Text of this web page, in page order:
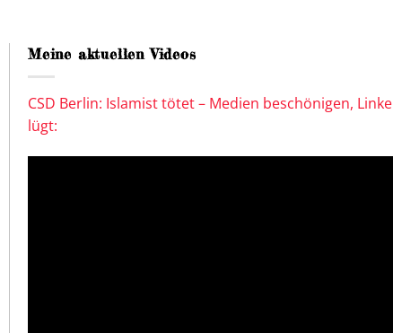
Meine aktuellen Videos
CSD Berlin: Islamist tötet – Medien beschönigen, Linke
lügt: